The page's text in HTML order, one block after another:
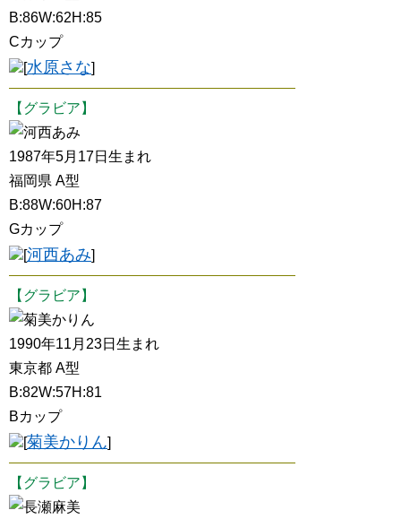
B:86W:62H:85
Cカップ
[水原さな]
【グラビア】
河西あみ
1987年5月17日生まれ
福岡県 A型
B:88W:60H:87
Gカップ
[河西あみ]
【グラビア】
菊美かりん
1990年11月23日生まれ
東京都 A型
B:82W:57H:81
Bカップ
[菊美かりん]
【グラビア】
長瀬麻美